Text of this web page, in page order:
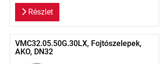
Részlet
VMC32.05.50G.30LX, Fojtószelepek,
AKO, DN32